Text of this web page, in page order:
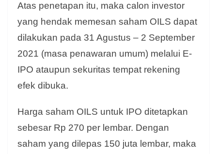
Atas penetapan itu, maka calon investor
yang hendak memesan saham OILS dapat
dilakukan pada 31 Agustus – 2 September
2021 (masa penawaran umum) melalui E-
IPO ataupun sekuritas tempat rekening
efek dibuka.
Harga saham OILS untuk IPO ditetapkan
sebesar Rp 270 per lembar. Dengan
saham yang dilepas 150 juta lembar, maka